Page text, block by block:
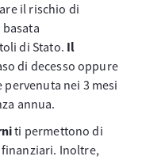
il rischio di
di Stato. Il
di decesso oppure
nei 3 mesi
annua.
ti permettono di
Inoltre,